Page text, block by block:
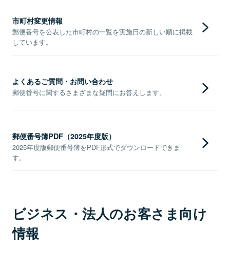
市町村変更情報
郵便番号を公表した市町村の一覧を実施日の新しい順に掲載
しています。
よくあるご質問・お問い合わせ
郵便番号に関するさまざまな疑問にお答えします。
郵便番号簿PDF（2025年度版）
2025年度版郵便番号簿をPDF形式でダウンロードできま
す。
ビジネス・法人のお客さま向け
情報